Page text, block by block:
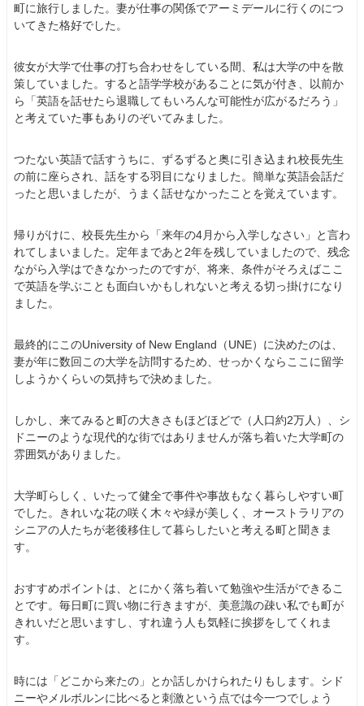
町に旅行しました。妻が仕事の関係でアーミデールに行くのにつ
いてきた格好でした。
彼女が大学で仕事の打ち合わせをしている間、私は大学の中を散
策していました。すると語学学校があることに気が付き、以前か
ら「英語を話せたら退職してもいろんな可能性が広がるだろう」
と考えていた事もありのぞいてみました。
つたない英語で話すうちに、ずるずると奥に引き込まれ校長先生
の前に座らされ、話をする羽目になりました。簡単な英語会話だ
ったと思いましたが、うまく話せなかったことを覚えています。
帰りがけに、校長先生から「来年の4月から入学しなさい」と言わ
れてしまいました。定年まであと2年を残していましたので、残念
ながら入学はできなかったのですが、将来、条件がそろえばここ
で英語を学ぶことも面白いかもしれないと考える切っ掛けになり
ました。
最終的にこのUniversity of New England（UNE）に決めたのは、
妻が年に数回この大学を訪問するため、せっかくならここに留学
しようかくらいの気持ちで決めました。
しかし、来てみると町の大きさもほどほどで（人口約2万人）、シ
ドニーのような現代的な街ではありませんが落ち着いた大学町の
雰囲気がありました。
大学町らしく、いたって健全で事件や事故もなく暮らしやすい町
でした。きれいな花の咲く木々や緑が美しく、オーストラリアの
シニアの人たちが老後移住して暮らしたいと考える町と聞きま
す。
おすすめポイントは、とにかく落ち着いて勉強や生活ができるこ
とです。毎日町に買い物に行きますが、美意識の疎い私でも町が
きれいだと思いますし、すれ違う人も気軽に挨拶をしてくれま
す。
時には「どこから来たの」とか話しかけられたりもします。シド
ニーやメルボルンに比べると刺激という点では今一つでしょう